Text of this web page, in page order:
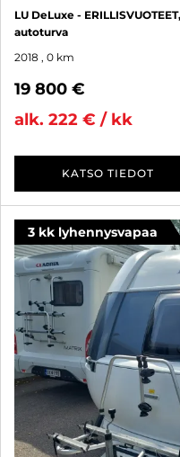
LU DeLuxe -
autoturva
2018 , 0 km
19 800 €
alk. 222 € / kk
KATSO TIEDOT
3 kk lyhennysvapaa